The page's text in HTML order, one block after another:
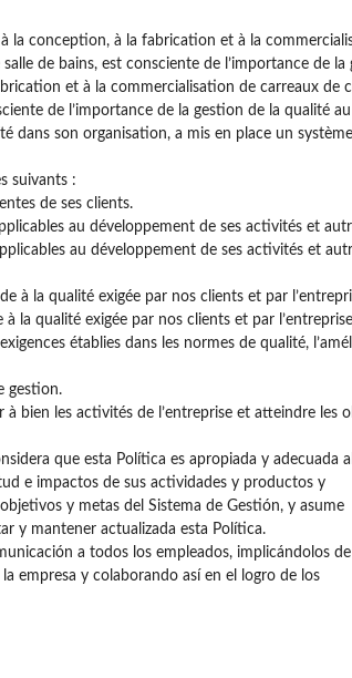
la conception, à la fabrication et à la
de bains, est consciente de l’importance de la
et à la commercialisation de carreaux
de l’importance de la gestion de la qualité
dans son organisation, a mis en place un
suivants :
de ses clients.
au développement de ses activités et
au développement de ses activités et
à la qualité exigée par nos clients et par
la qualité exigée par nos clients et par
établies dans les normes de qualité,
gestion.
bien les activités de l’entreprise et atteindre les
que esta Política es apropiada y adecuada al
e impactos de sus actividades y productos y
y metas del Sistema de Gestión, y asume
y mantener actualizada esta Política.
a todos los empleados, implicándolos de
empresa y colaborando así en el logro de los